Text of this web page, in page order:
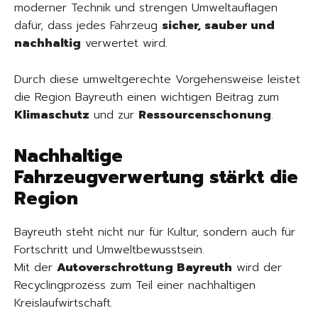
moderner Technik und strengen Umweltauflagen
dafür, dass jedes Fahrzeug sicher, sauber und
nachhaltig verwertet wird.
Durch diese umweltgerechte Vorgehensweise leistet
die Region Bayreuth einen wichtigen Beitrag zum
Klimaschutz und zur Ressourcenschonung.
Nachhaltige
Fahrzeugverwertung stärkt die
Region
Bayreuth steht nicht nur für Kultur, sondern auch für
Fortschritt und Umweltbewusstsein.
Mit der Autoverschrottung Bayreuth wird der
Recyclingprozess zum Teil einer nachhaltigen
Kreislaufwirtschaft.